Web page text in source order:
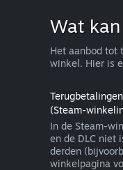
Wat
Het aanbod tot
winkel. Hier is
(Steam-
In de Steam-
en de DLC niet
derden
winkelpagina